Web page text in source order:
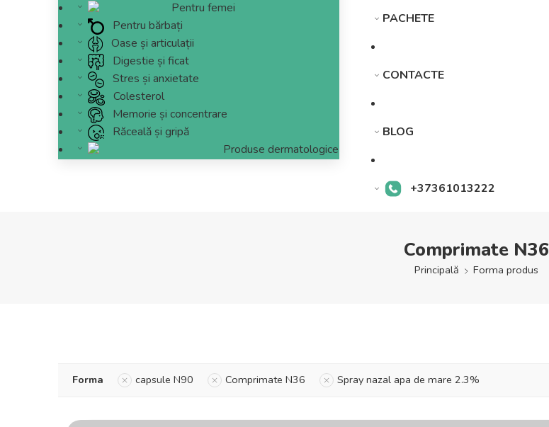
Pentru femei
Pentru bărbați
Oase și articulații
Digestie și ficat
Stres și anxietate
Colesterol
Memorie și concentrare
Răceală și gripă
Produse dermatologice
PACHETE
CONTACTE
BLOG
+37361013222
Comprimate N36
Principală Forma produs
Forma capsule N90 Comprimate N36 Spray nazal apa de mare 2.3%